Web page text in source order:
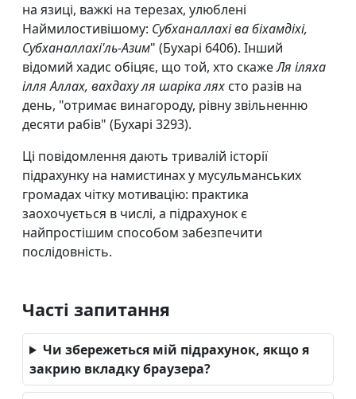
на язиці, важкі на терезах, улюблені
Наймилостивішому: Субханаллахі ва біхамдіхі,
Субханаллахі'ль-Азим" (Бухарі 6406). Інший
відомий хадис обіцяє, що той, хто скажеЛя іляха
ілля Аллах, вахдаху ля шаріка лях сто разів на
день, "отримає винагороду, рівну звільненню
десяти рабів" (Бухарі 3293).
Ці повідомлення дають тривалій історії
підрахунку на намистинах у мусульманських
громадах чітку мотивацію: практика
заохочується в числі, а підрахунок є
найпростішим способом забезпечити
послідовність.
Часті запитання
Чи збережеться мій підрахунок, якщо я
закрию вкладку браузера?